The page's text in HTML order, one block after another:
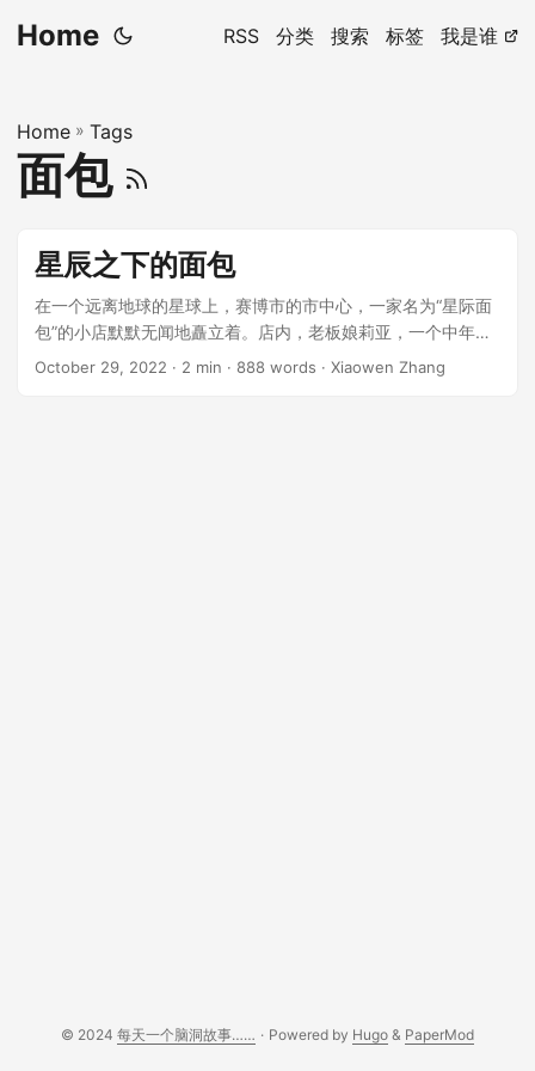
Home RSS 分类 搜索 标签 我是谁
Home » Tags
面包
星辰之下的面包
在一个远离地球的星球上，赛博市的市中心，一家名为“星际面
包”的小店默默无闻地矗立着。店内，老板娘莉亚，一个中年妇
女，总是低声地与她的机器面包师沟通，这台机器被赋予了模
October 29, 2022 · 2 min · 888 words · Xiaowen Zhang
© 2024 每天一个脑洞故事…… · Powered by Hugo & PaperMod